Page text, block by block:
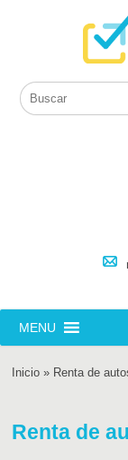
MENU
Inicio » Renta de
Renta de